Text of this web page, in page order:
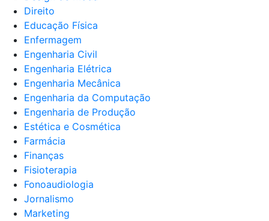
Direito
Educação Física
Enfermagem
Engenharia Civil
Engenharia Elétrica
Engenharia Mecânica
Engenharia da Computação
Engenharia de Produção
Estética e Cosmética
Farmácia
Finanças
Fisioterapia
Fonoaudiologia
Jornalismo
Marketing